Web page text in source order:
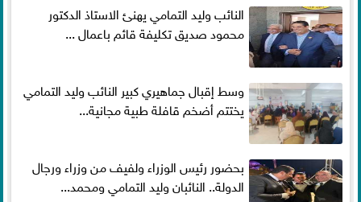
النائب وليد التمامي يهنئ الاستاذ الدكتور
محمود صديق تكليفة قائم باعمال ...
وسط إقبال جماهيري كبير النائب وليد التمامي
يختتم أضخم قافلة طبية مجانية...
بحضور رئيس الوزراء ولفيف من وزراء ورجال
الدولة.. النائبان وليد التمامي ومحمد...